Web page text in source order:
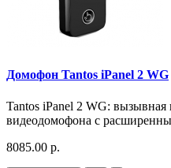
Домофон Tantos iPanel 2 WG
Tantos iPanel 2 WG: вызывная
видеодомофона c
8085.00 р.